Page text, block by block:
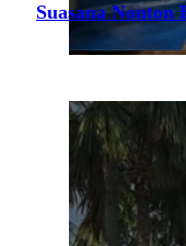
Suasana Nonton